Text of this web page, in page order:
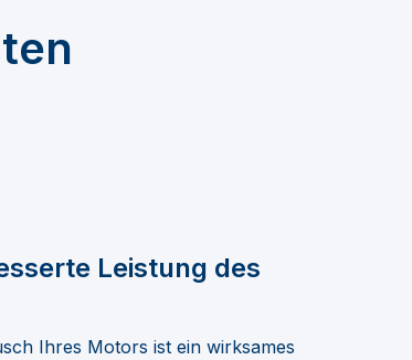
Leistung des
Ihres Motors ist ein wirksames